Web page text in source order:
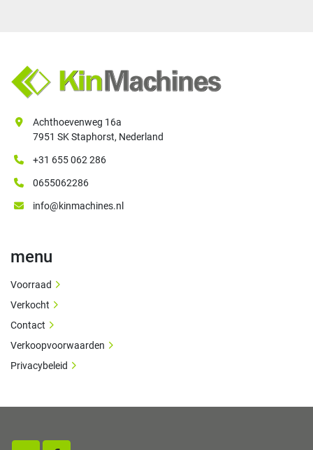
Achthoevenweg 16a
7951 SK Staphorst, Nederland
+31 655 062 286
0655062286
info@kinmachines.nl
menu
Voorraad
Verkocht
Contact
Verkoopvoorwaarden
Privacybeleid